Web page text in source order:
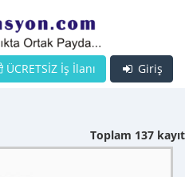
Giriş
ÜCRETSİZ İş İlanı
Toplam 137 kayıt